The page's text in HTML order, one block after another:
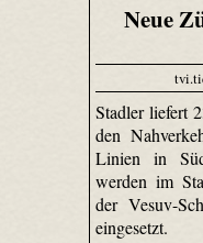
Neue
Stadler liefert
den
Linien in
werden im
der Vesuv-
eingesetzt.